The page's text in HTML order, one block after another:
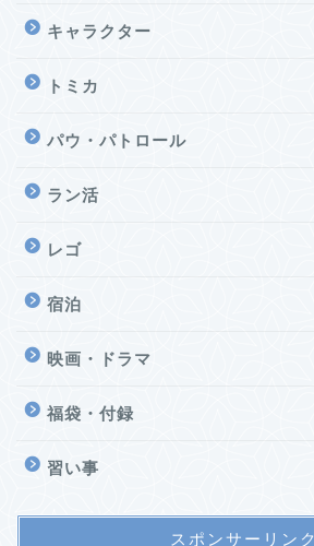
キャラクター
トミカ
パウ・パトロール
ラン活
レゴ
宿泊
映画・ドラマ
福袋・付録
習い事
スポンサーリンク